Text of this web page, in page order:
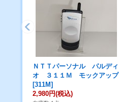
ＮＴＴパーソナル パルディ
オ ３１１Ｍ モックアップ
[311M]
2,980円(税込)